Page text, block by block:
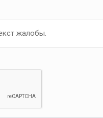
жалобы.